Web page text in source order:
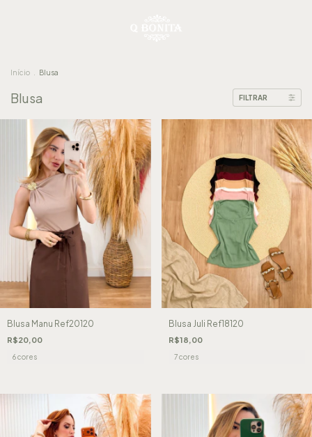
Início Blusa
Blusa FILTRAR
Blusa Manu Ref20120
R$20,00
6 cores
Blusa Juli Ref18120
R$18,00
7 cores